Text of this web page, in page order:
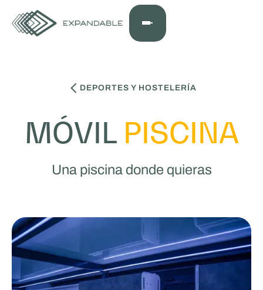
DEPORTES Y HOSTELERÍA
MÓVIL PISCINA
Una piscina donde quieras